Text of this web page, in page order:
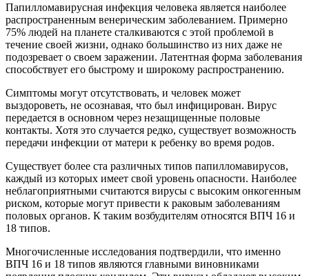
Папилломавирусная инфекция человека является наиболее
распространенным венерическим заболеванием. Примерно
75% людей на планете сталкиваются с этой проблемой в
течение своей жизни, однако большинство из них даже не
подозревает о своем заражении. Латентная форма заболевания
способствует его быстрому и широкому распространению.
Симптомы могут отсутствовать, и человек может
выздороветь, не осознавая, что был инфицирован. Вирус
передается в основном через незащищенные половые
контакты. Хотя это случается редко, существует возможность
передачи инфекции от матери к ребенку во время родов.
Существует более ста различных типов папилломавирусов,
каждый из которых имеет свой уровень опасности. Наиболее
неблагоприятными считаются вирусы с высоким онкогенным
риском, которые могут привести к раковым заболеваниям
половых органов. К таким возбудителям относятся ВПЧ 16 и
18 типов.
Многочисленные исследования подтвердили, что именно
ВПЧ 16 и 18 типов являются главными виновниками